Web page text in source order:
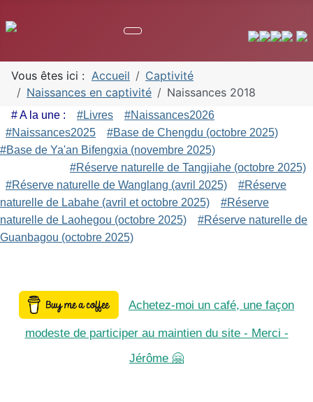
Vous êtes ici : Accueil
Captivité
Naissances en captivité
Naissances 2018
# A la une : #Livres
#Naissances2026
#Naissances2025
#Base de Chengdu (octobre 2025)
#Base de Ya'an Bifengxia (novembre 2025)
#Réserve naturelle de Tangjiahe (octobre 2025)
#Réserve naturelle de Wanglang (avril 2025)
#Réserve
naturelle de Labahe (avril et octobre 2025)
#Réserve
naturelle de Laohegou (octobre 2025)
#Réserve naturelle de
Guanbagou (octobre 2025)
Achetez-moi un café, une façon
modeste de participer au maintien du site - Merci -
Jérôme 🤗